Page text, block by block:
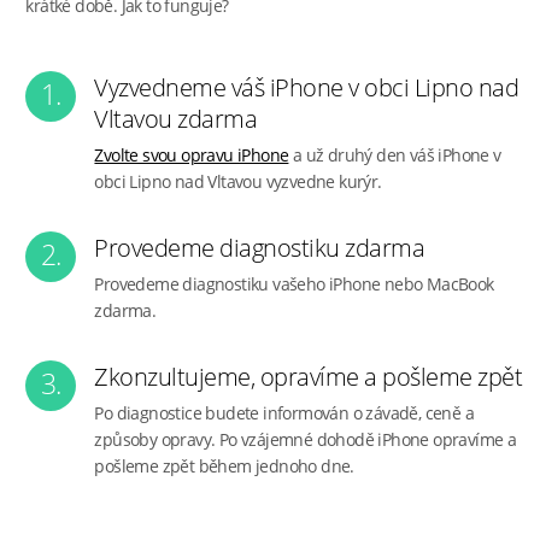
krátké době. Jak to funguje?
1.
Vyzvedneme váš iPhone v obci Lipno nad
Vltavou zdarma
Zvolte svou opravu iPhonea už druhý den váš iPhone v
obci Lipno nad Vltavou vyzvedne kurýr.
2. Provedeme diagnostiku zdarma
Provedeme diagnostiku vašeho iPhone nebo MacBook
zdarma.
3. Zkonzultujeme, opravíme a pošleme zpět
Po diagnostice budete informován o závadě, ceně a
způsoby opravy. Po vzájemné dohodě iPhone opravíme a
pošleme zpět během jednoho dne.